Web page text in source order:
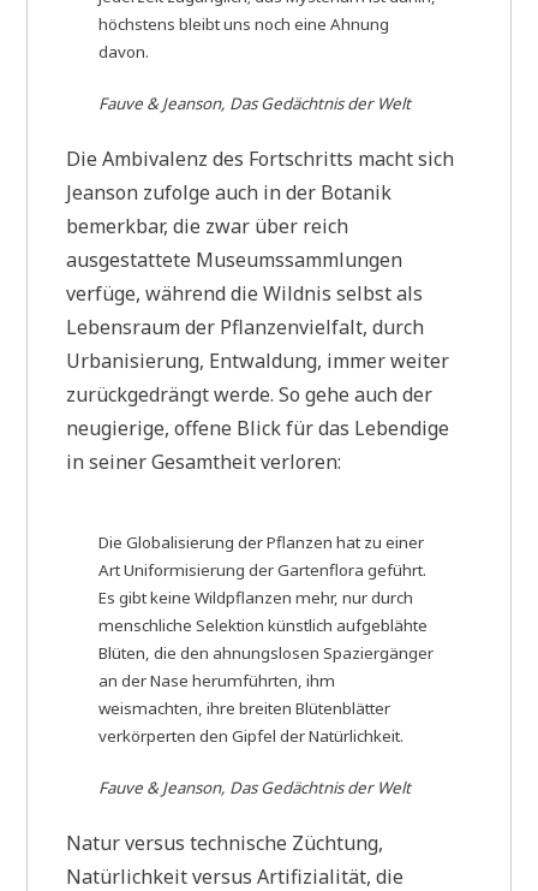
höchstens bleibt uns noch eine Ahnung
davon.
Fauve & Jeanson, Das Gedächtnis der Welt
Die Ambivalenz des Fortschritts macht sich
Jeanson zufolge auch in der Botanik
bemerkbar, die zwar über reich
ausgestattete Museumssammlungen
verfüge, während die Wildnis selbst als
Lebensraum der Pflanzenvielfalt, durch
Urbanisierung, Entwaldung, immer weiter
zurückgedrängt werde. So gehe auch der
neugierige, offene Blick für das Lebendige
in seiner Gesamtheit verloren:
Die Globalisierung der Pflanzen hat zu einer
Art Uniformisierung der Gartenflora geführt.
Es gibt keine Wildpflanzen mehr, nur durch
menschliche Selektion künstlich aufgeblähte
Blüten, die den ahnungslosen Spaziergänger
an der Nase herumführten, ihm
weismachten, ihre breiten Blütenblätter
verkörperten den Gipfel der Natürlichkeit.
Fauve & Jeanson, Das Gedächtnis der Welt
Natur versus technische Züchtung,
Natürlichkeit versus Artifizialität, die